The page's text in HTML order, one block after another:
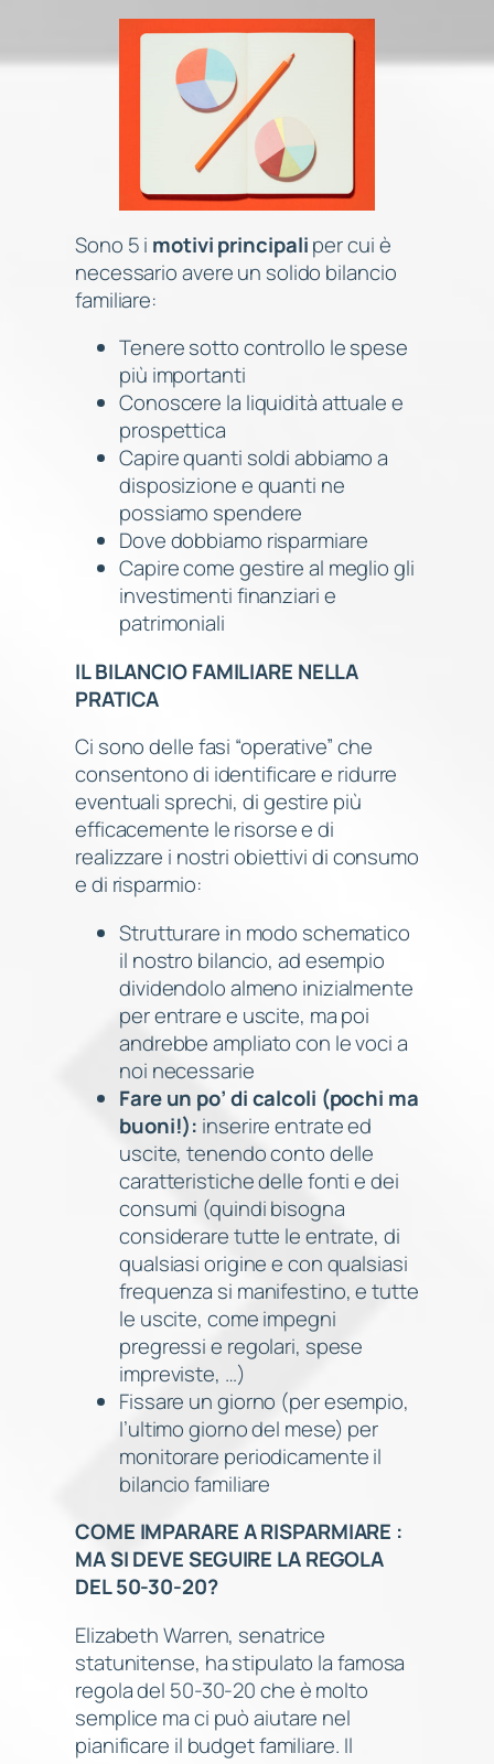
Sono 5 i motivi principaliper cui è
necessario avere un solido bilancio
familiare:
Tenere sotto controllo le spese
più importanti
Conoscere la liquidità attuale e
prospettica
Capire quanti soldi abbiamo a
disposizione e quanti ne
possiamo spendere
Dove dobbiamo risparmiare
Capire come gestire al meglio gli
investimenti finanziari e
patrimoniali
IL BILANCIO FAMILIARE NELLA
PRATICA
Ci sono delle fasi “operative” che
consentono di identificare e ridurre
eventuali sprechi, di gestire più
efficacemente le risorse e di
realizzare i nostri obiettivi di consumo
e di risparmio:
Strutturare in modo schematico
il nostro bilancio, ad esempio
dividendolo almeno inizialmente
per entrare e uscite, ma poi
andrebbe ampliato con le voci a
noi necessarie
Fare un po’ di calcoli (pochi ma
buoni!): inserire entrate ed
uscite, tenendo conto delle
caratteristiche delle fonti e dei
consumi (quindi bisogna
considerare tutte le entrate, di
qualsiasi origine e con qualsiasi
frequenza si manifestino, e tutte
le uscite, come impegni
pregressi e regolari, spese
impreviste, …)
Fissare un giorno (per esempio,
l’ultimo giorno del mese) per
monitorare periodicamente il
bilancio familiare
COME IMPARARE A RISPARMIARE :
MA SI DEVE SEGUIRE LA REGOLA
DEL 50-30-20?
Elizabeth Warren, senatrice
statunitense, ha stipulato la famosa
regola del 50-30-20 che è molto
semplice ma ci può aiutare nel
pianificare il budget familiare. Il